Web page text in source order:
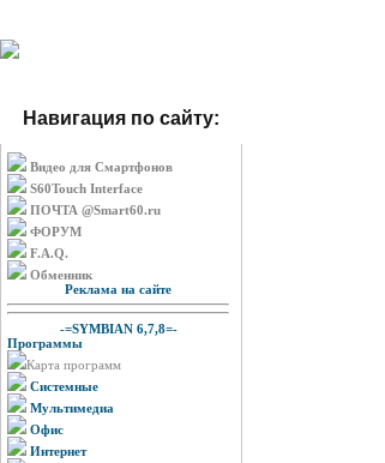
Навигация по сайту:
Видео для Смартфонов
S60Touch Interface
ПОЧТА @Smart60.ru
ФОРУМ
F.A.Q.
Обменник
Реклама на сайте
-=SYMBIAN 6,7,8=-
Программы
Карта программ
Системные
Мультимедиа
Офис
Интернет